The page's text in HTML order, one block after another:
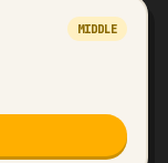
MIDDLE